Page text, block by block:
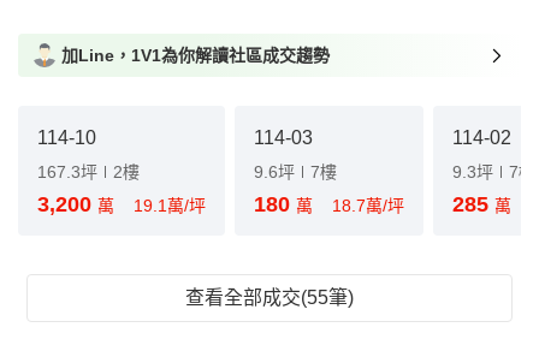
加Line，1V1為你解讀社區成交趨勢
114-10
167.3坪 2樓
3,200 萬 19.1萬/坪
114-03
9.6坪 7樓
180 萬 18.7萬/坪
114-02
9.3坪 7樓
285 萬
查看全部成交(55筆)